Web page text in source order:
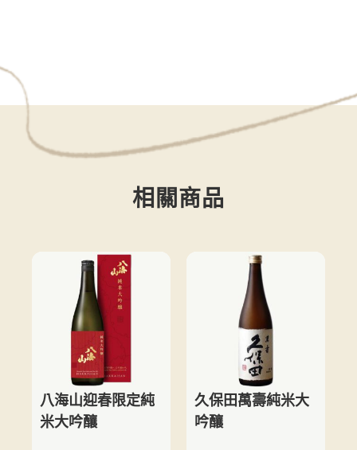
相關商品
八海山迎春限定純
米大吟釀
久保田萬壽純米大
吟釀